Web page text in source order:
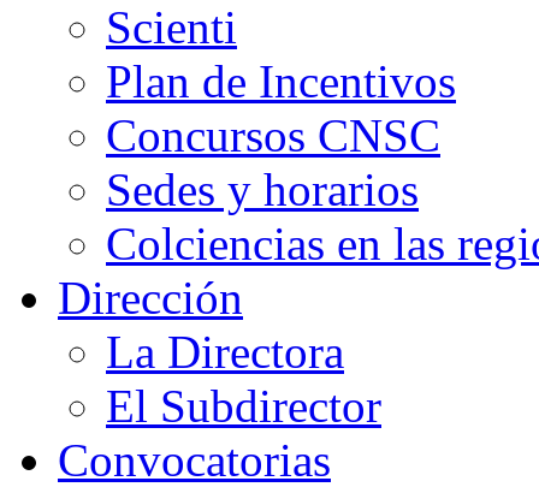
Scienti
Plan de Incentivos
Concursos CNSC
Sedes y horarios
Colciencias en las
Dirección
La Directora
El Subdirector
Convocatorias